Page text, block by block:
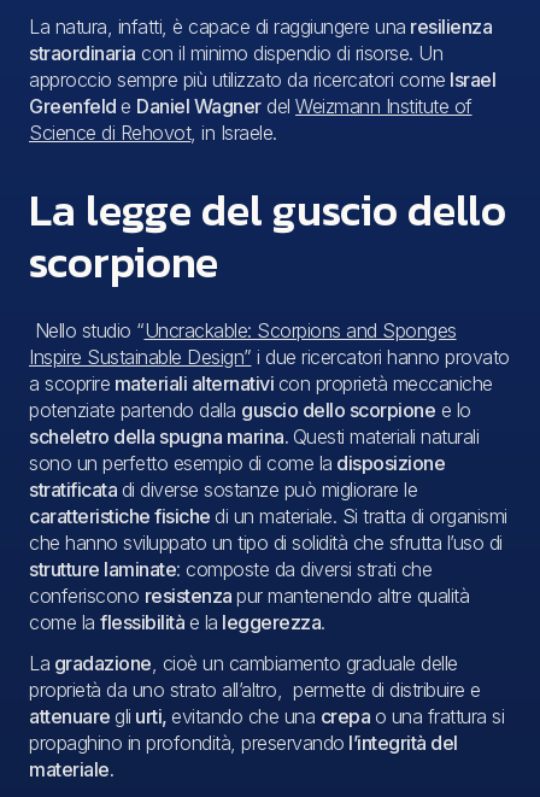
La natura, infatti, è capace di raggiungere una resilienza
straordinaria con il minimo dispendio di risorse. Un
approccio sempre più utilizzato da ricercatori come Israel
Greenfeld e Daniel Wagnerdel Weizmann Institute of
Science di Rehovot, in Israele.
La legge del guscio dello
scorpione
Nello studio “Uncrackable: Scorpions and Sponges
Inspire Sustainable Design” i due ricercatori hanno provato
a scoprire materiali alternativi con proprietà meccaniche
potenziate partendo dalla guscio dello scorpione e lo
scheletro della spugna marina. Questi materiali naturali
sono un perfetto esempio di come la disposizione
stratificata di diverse sostanze può migliorare le
caratteristiche fisiche di un materiale. Si tratta di organismi
che hanno sviluppato un tipo di solidità che sfrutta l’uso di
strutture laminate: composte da diversi strati che
conferiscono resistenza pur mantenendo altre qualità
come la flessibilità e la leggerezza.
La gradazione, cioè un cambiamento graduale delle
proprietà da uno strato all’altro, permette di distribuire e
attenuare gli urti, evitando che una crepa o una frattura si
propaghino in profondità, preservando l’integrità del
materiale.